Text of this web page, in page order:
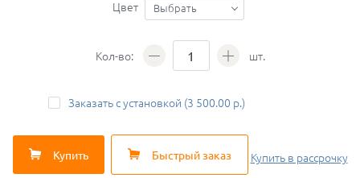
Цвет Выбрать
Кол-во: шт.
Заказать с установкой (3 500.00 р.)
Купить Быстрый заказ Купить в рассрочку